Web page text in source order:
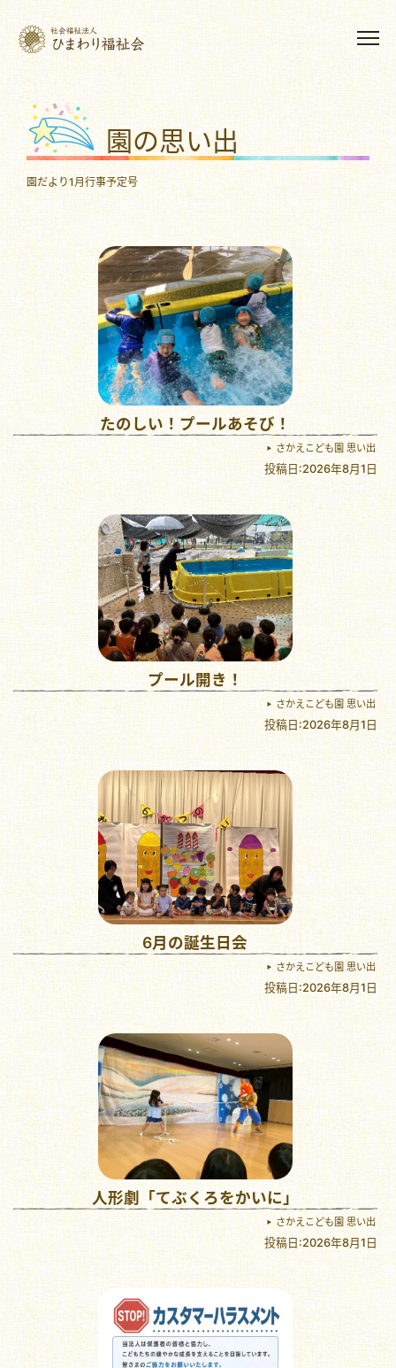
園の思い出
園だより1月行事予定号
たのしい！プールあそび！
さかえこども園 思い出
投稿日:2026年8月1日
プール開き！
さかえこども園 思い出
投稿日:2026年8月1日
6月の誕生日会
さかえこども園 思い出
投稿日:2026年8月1日
人形劇「てぶくろをかいに」
さかえこども園 思い出
投稿日:2026年8月1日